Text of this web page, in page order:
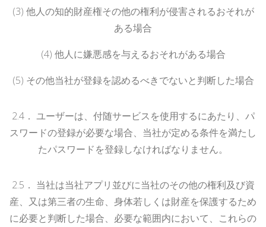
(3) 他人の知的財産権その他の権利が侵害されるおそれが
ある場合
(4) 他人に嫌悪感を与えるおそれがある場合
(5) その他当社が登録を認めるべきでないと判断した場合
2.4． ユーザーは、付随サービスを使用するにあたり、パ
スワードの登録が必要な場合、当社が定める条件を満たし
たパスワードを登録しなければなりません。
2.5 ． 当社は当社アプリ並びに当社のその他の権利及び資
産、又は第三者の生命、身体若しくは財産を保護するため
に必要と判断した場合、必要な範囲内において、これらの